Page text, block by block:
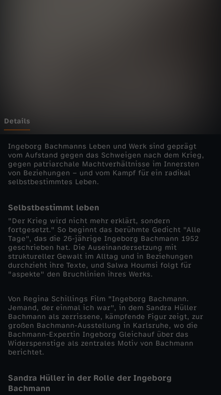
b
o
r
B
a
c
m
a
n
Details
Ingeborg Bachmanns Leben und Werk sind geprägt
vom Aufstand gegen das Schweigen nach dem Krieg,
gegen patriarchale Machtverhältnisse im Innersten
von Beziehungen – und vom Kampf für ein radikal
selbstbestimmtes Leben.
Selbstbestimmt leben
"Der Krieg wird nicht mehr erklärt, sondern
fortgesetzt." So beginnt das berühmte Gedicht "Alle
Tage", das die 26-jährige Ingeborg Bachmann 1952
geschrieben hat. Die Auseinandersetzung mit
struktureller Gewalt im Alltag und in Beziehungen
durchzieht ihre Texte, und Salwa Houmsi folgt für
"aspekte" den Bruchlinien ihres Werks.
Von Regina Schillings Film "Ingeborg Bachmann.
Jemand, der einmal ich war", in dem Sandra Hüller
Bachmann als zerrissene, kämpfende Figur zeigt, zur
großen Bachmann-Ausstellung in Karlsruhe, wo die
Bachmann-Expertin Ingeborg Gleichauf über das
Widerspenstige als zentrales Motiv von Bachmann
berichtet.
Sandra Hüller in der Rolle der Ingeborg
Bachmann